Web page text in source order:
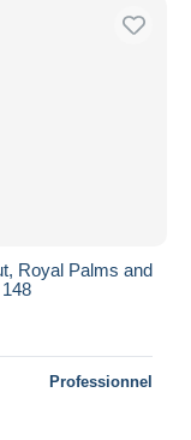
Royal Palms and
Professionnel